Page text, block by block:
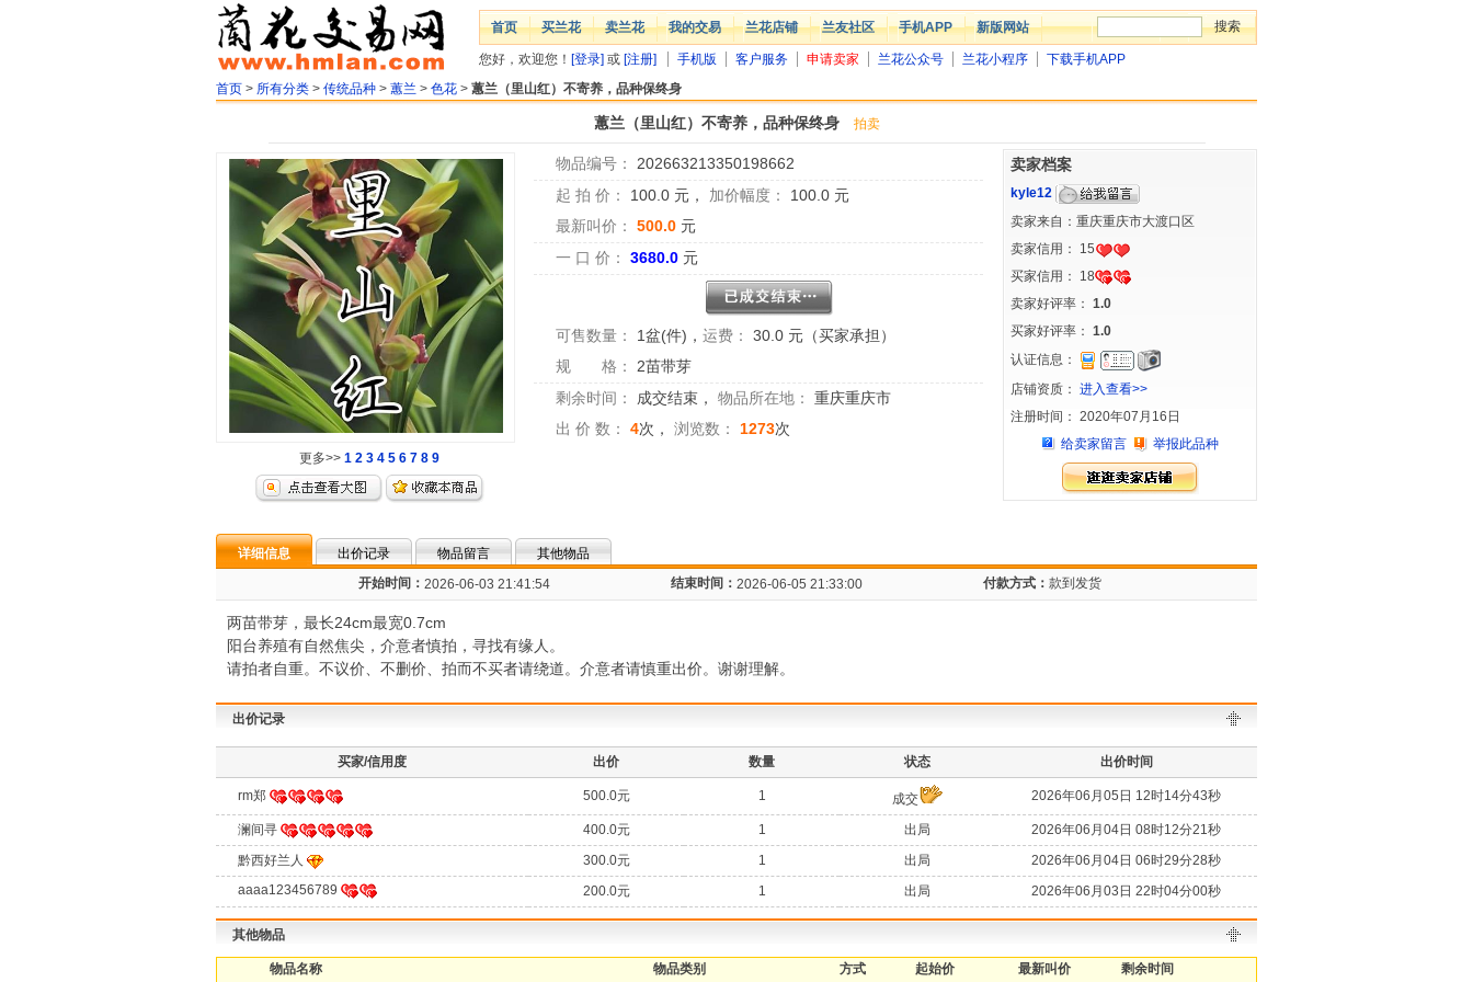
首页 买兰花 卖兰花 我的交易 兰花店铺 兰友社区 手机APP 新版网站
您好，欢迎您！ [登录] 或 [注册] 手机版 客户服务 申请卖家 兰花公众号 兰花小程序
下载手机APP
首页 > 所有分类 > 传统品种 > 蕙兰 > 色花 > 蕙兰（里山红）不寄养，品种保终身
蕙兰（里山红）不寄养，品种保终身 拍卖
更多>> 1 2 3 4 5 6 7 8 9
物品编号：
202663213350198662
起 拍 价：
100.0 元， 加价幅度： 100.0 元
最新叫价：
500.0 元
一 口 价：
3680.0 元
可售数量： 1盆(件) ， 运费：
30.0 元（买家承担）
规 格：
2苗带芽
剩余时间：
成交结束 ， 物品所在地：
重庆重庆市
出 价 数：
4次， 浏览数： 1273次
卖家档案
kyle12
卖家来自：重庆重庆市大渡口区
卖家信用： 15
买家信用： 18
卖家好评率： 1.0
买家好评率： 1.0
认证信息：
店铺资质： 进入查看>>
注册时间： 2020年07月16日
给卖家留言
举报此品种
详细信息 出价记录 物品留言
其他物品
开始时间： 2026-06-03 21:41:54 结束时间： 2026-06-05 21:33:00 付款方式： 款到发货
两苗带芽，最长24cm最宽0.7cm
阳台养殖有自然焦尖，介意者慎拍，寻找有缘人。
请拍者自重。不议价、不删价、拍而不买者请绕道。介意者请慎重出价。谢谢理解。
出价记录
买家/信用度 出价 数量 状态 出价时间
rm郑 500.0元 1 成交 2026年06月05日 12时14分43秒
澜间寻 400.0元 1 出局
2026年06月04日 08时12分21秒
黔西好兰人
300.0元 1 出局
2026年06月04日 06时29分28秒
aaaa123456789
200.0元 1 出局 2026年06月03日 22时04分00秒
其他物品
物品名称 物品类别 方式 起始价 最新叫价 剩余时间